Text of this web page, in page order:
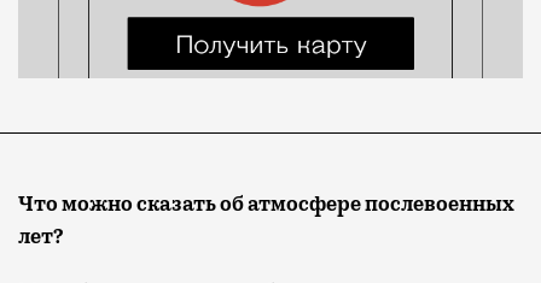
Что можно сказать об атмосфере послевоенных
лет?